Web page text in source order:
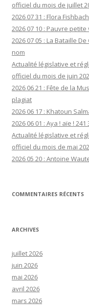
officiel du mois de juillet
2026 07 31 : Flora
2026 07 10 : Pauvre
2026 07 05 : La Bataille De
nom
Actualité législative et
officiel du mois de juin
2026 06 21 : Fête de la
plagiat
2026 06 17 : Khatoun
2026 06 01 : Aya ! aïe ! 241
Actualité législative et
officiel du mois de mai
2026 05 20 : Antoine
COMMENTAIRES RÉCENTS
ARCHIVES
juillet 2026
juin 2026
mai 2026
avril 2026
mars 2026